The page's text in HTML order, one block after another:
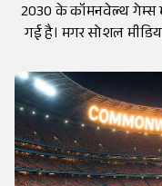
2030 के कॉमनवेल्थ गेम्स
गई है। मगर सोशल